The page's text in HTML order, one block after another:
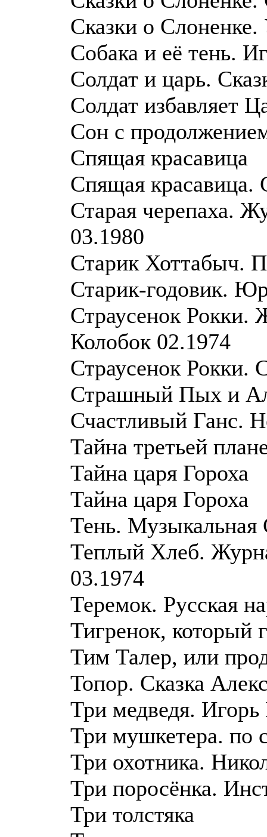
Сказки о
Собака и её тень.
Солдат и царь.
Солдат избавляет
Сон с
Спящая красавица
Спящая красавица.
Старая черепаха.
03.1980
Старик Хоттабыч.
Старик-годовик.
Страусенок Рокки.
Колобок 02.1974
Страусенок Рокки.
Страшный Пых и
Счастливый Ганс.
Тайна третьей
Тайна царя Гороха
Тайна царя Гороха
Тень. Музыкальная
Теплый Хлеб.
03.1974
Теремок. Русская
Тигренок, который
Тим Талер, или
Топор. Сказка
Три медведя.
Три мушкетера. по
Три охотника.
Три поросёнка.
Три толстяка